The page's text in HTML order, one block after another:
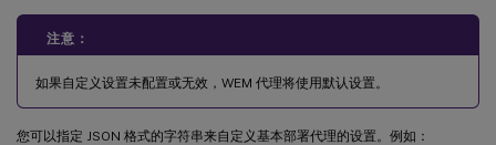
注意：
如果自定义设置未配置或无效，WEM 代理将使用默认设置。
您可以指定 JSON 格式的字符串来自定义基本部署代理的设置。例如：